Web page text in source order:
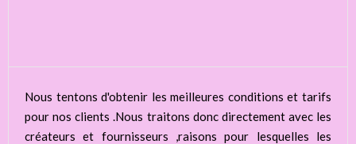
Nous tentons d'obtenir les meilleures conditions et tarifs
pour nos clients .Nous traitons donc directement avec les
créateurs et fournisseurs ,raisons pour lesquelles les